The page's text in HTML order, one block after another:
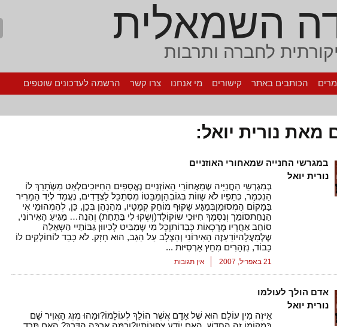
השמאלית
לחברה ותרבות
הכותבים באתר קישורים מי אנחנו צרו קשר הרשמה לעדכונים שוטפים
מאת נורית יואל:
במגרשי החנייה שמאחורי האוזניים
נורית יואל
בְּמִגְרְשֵי הַחֲנִיָּיה שֶמֵאֲחוֹרֵי הָאוֹזְנַיִים נֶאֱסָפִים הַחִיּוּכִיםלְאַט מִשְֹתָרֵךְ לוֹ
הַנִכְמָר, כְּתֵפָיו לֹא שָווֹת בְּגוֹבְהָןמַבָּטוֹ מִסְתַכֵּל לַצְדָדִים, נֶעֱמָד לְיַד הַמָרִיר
בַּמָקוֹם הַמְסוּמָןבְּמַגָּע שָקוּף מוֹחֵק קְמָטָיו, מְהַנְהֵן בְּכֵן, כֵּן, לְהִמְהוּמֵי אִי
הַנַחַתסוֹמֵך וְנִסְמָךְ חִיּוּכֵי שוֹקוֹלָד(וְשְקוּ לִי בַּתַחַת) וְהִנֵה… מַגִּיעַ הָאִירוֹנִי,
סוֹחֵב אַחֲרָיו מֶרְכָאוֹת כְּבֵדוֹתוְכָל מִי שֶמַבִּיט לְכִיווּן גַבּוֹתֵיי הַשְאֵלֵה
שֶלְמַעֲלָהיוֹדֵעַזֶה הָאִירוֹנִי וְהַצְלָב עַל הַגַב, הוּא חָזָק. לֹא כָּבֵד לוֹחוֹלְקִים לוֹ
כָּבוֹד, נִזְהָרִים מִחֵץ אַרְסִיּוּת ...
21 באפריל, 2007 אין תגובות
אדם הולך לעולמו
נורית יואל
אֵיזֶה מִין עוֹלָם הוּא שֶׁל אָדָם אֲשֶׁר הוֹלֵךְ לְעוֹלָמוֹ?וּמַהוּ מֶזֶג הָאֲוִיר שָׁם